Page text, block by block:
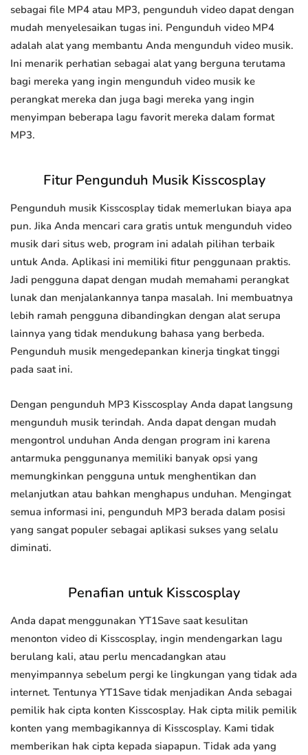
sebagai file MP4 atau MP3, pengunduh video dapat dengan
mudah menyelesaikan tugas ini. Pengunduh video MP4
adalah alat yang membantu Anda mengunduh video musik.
Ini menarik perhatian sebagai alat yang berguna terutama
bagi mereka yang ingin mengunduh video musik ke
perangkat mereka dan juga bagi mereka yang ingin
menyimpan beberapa lagu favorit mereka dalam format
MP3.
Fitur Pengunduh Musik Kisscosplay
Pengunduh musik Kisscosplay tidak memerlukan biaya apa
pun. Jika Anda mencari cara gratis untuk mengunduh video
musik dari situs web, program ini adalah pilihan terbaik
untuk Anda. Aplikasi ini memiliki fitur penggunaan praktis.
Jadi pengguna dapat dengan mudah memahami perangkat
lunak dan menjalankannya tanpa masalah. Ini membuatnya
lebih ramah pengguna dibandingkan dengan alat serupa
lainnya yang tidak mendukung bahasa yang berbeda.
Pengunduh musik mengedepankan kinerja tingkat tinggi
pada saat ini.
Dengan pengunduh MP3 Kisscosplay Anda dapat langsung
mengunduh musik terindah. Anda dapat dengan mudah
mengontrol unduhan Anda dengan program ini karena
antarmuka penggunanya memiliki banyak opsi yang
memungkinkan pengguna untuk menghentikan dan
melanjutkan atau bahkan menghapus unduhan. Mengingat
semua informasi ini, pengunduh MP3 berada dalam posisi
yang sangat populer sebagai aplikasi sukses yang selalu
diminati.
Penafian untuk Kisscosplay
Anda dapat menggunakan YT1Save saat kesulitan
menonton video di Kisscosplay, ingin mendengarkan lagu
berulang kali, atau perlu mencadangkan atau
menyimpannya sebelum pergi ke lingkungan yang tidak ada
internet. Tentunya YT1Save tidak menjadikan Anda sebagai
pemilik hak cipta konten Kisscosplay. Hak cipta milik pemilik
konten yang membagikannya di Kisscosplay. Kami tidak
memberikan hak cipta kepada siapapun. Tidak ada yang